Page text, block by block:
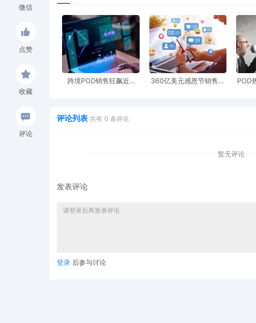
微信
点赞
收藏
评论
跨境POD销售狂飙近5
360亿美元感恩节销售额
POD
评论列表 共有 0 条评论
暂无评论
发表评论
登录 后参与讨论